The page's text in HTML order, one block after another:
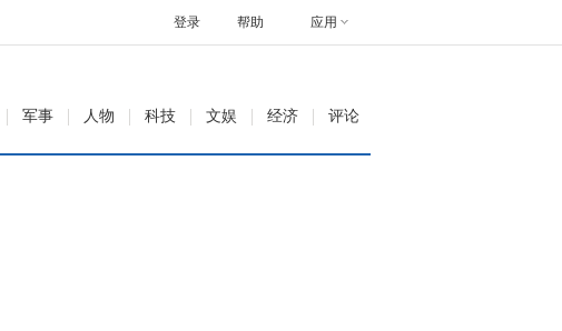
帮助 应用
登录
军事 人物 科技 文娱 经济 评论